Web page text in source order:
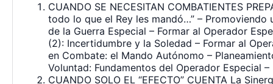
CUANDO SE NECESITAN COMBATIENTES
todo lo que el Rey les mandó…” – Promoviendo
de la Guerra Especial – Formar al Operador
(2): Incertidumbre y la Soledad – Formar al
en Combate: el Mando Autónomo –
Voluntad: Fundamentos del Operador Especial –
CUANDO SOLO EL “EFECTO” CUENTA La